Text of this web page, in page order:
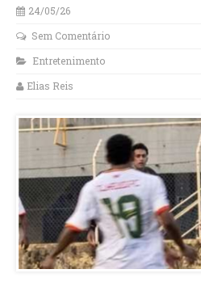
24/05/26
Sem Comentário
Entretenimento
Elias Reis